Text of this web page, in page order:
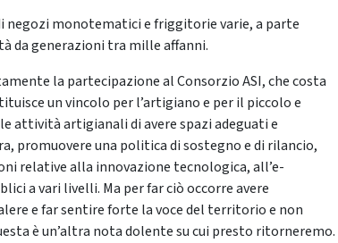
negozi monotematici e friggitorie varie, a parte
da generazioni tra mille affanni.
la partecipazione al Consorzio ASI, che costa
un vincolo per l’artigiano e per il piccolo e
attività artigianali di avere spazi adeguati e
promuovere una politica di sostegno e di rilancio,
relative alla innovazione tecnologica, all’e-
a vari livelli. Ma per far ciò occorre avere
e far sentire forte la voce del territorio e non
è un’altra nota dolente su cui presto ritorneremo.